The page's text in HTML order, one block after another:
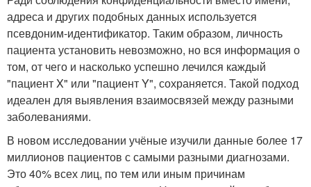
адреса и других подобных данных используется
псевдоним-идентификатор. Таким образом, личность
пациента установить невозможно, но вся информация о
том, от чего и насколько успешно лечился каждый
"пациент X" или "пациент Y", сохраняется. Такой подход
идеален для выявления взаимосвязей между разными
заболеваниями.
В новом исследовании учёные изучили данные более 17
миллионов пациентов с самыми разными диагнозами.
Это 40% всех лиц, по тем или иным причинам